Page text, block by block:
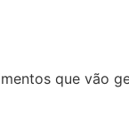
que vão